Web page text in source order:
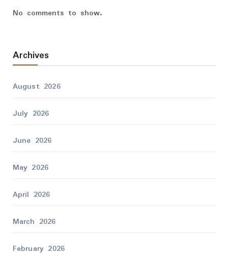
No comments to show.
Archives
August 2026
July 2026
June 2026
May 2026
April 2026
March 2026
February 2026